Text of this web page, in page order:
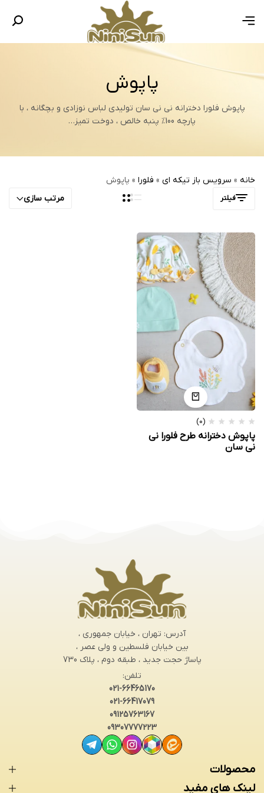
پاپوش
پاپوش فلورا دخترانه نی نی سان تولیدی لباس نوزادی و بچگانه ، با
پارچه 100% پنبه خالص ، دوخت تمیز…
خانه » سرویس باز تیکه ای » فلورا » پاپوش
فیلتر مرتب سازی
(0)
پاپوش دخترانه طرح فلورا نی
نی سان
آدرس: تهران ، خیابان جمهوری ،
بین خیابان فلسطین و ولی عصر ،
پاساژ حجت جدید ، طبقه دوم ، پلاک 730
تلفن:
021-66465170
021-66417079
09125763167
09307777223
محصولات
لینک های مفید